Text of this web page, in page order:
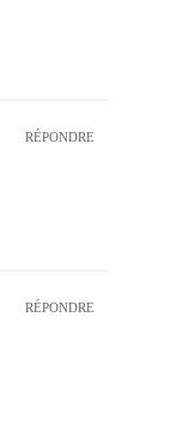
RÉPONDRE
RÉPONDRE